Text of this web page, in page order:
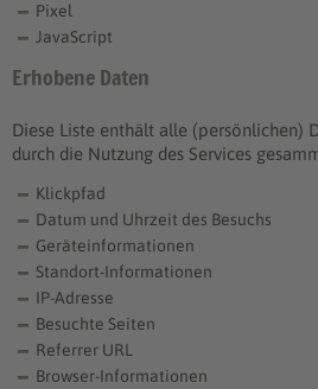
Pixel
JavaScript
Erhobene Daten
Diese Liste enthält alle (persönlichen)
durch die Nutzung des Services
Klickpfad
Datum und Uhrzeit des Besuchs
Geräteinformationen
Standort-Informationen
IP-Adresse
Besuchte Seiten
Referrer URL
Browser-Informationen